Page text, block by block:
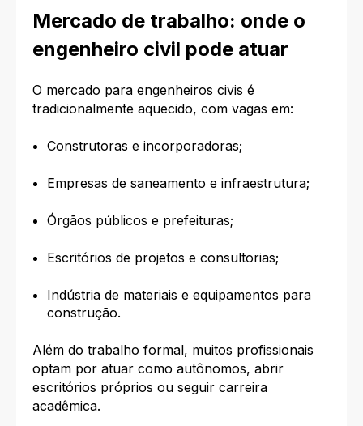
Mercado de trabalho: onde o
engenheiro civil pode atuar
O mercado para engenheiros civis é
tradicionalmente aquecido, com vagas em:
Construtoras e incorporadoras;
Empresas de saneamento e infraestrutura;
Órgãos públicos e prefeituras;
Escritórios de projetos e consultorias;
Indústria de materiais e equipamentos para
construção.
Além do trabalho formal, muitos profissionais
optam por atuar como autônomos, abrir
escritórios próprios ou seguir carreira
acadêmica.